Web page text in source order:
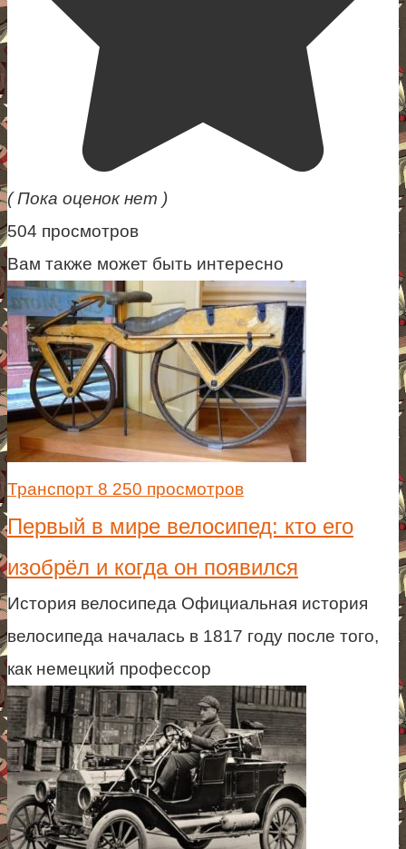
( Пока оценок нет )
504 просмотров
Вам также может быть интересно
Транспорт 8 250 просмотров
Первый в мире велосипед: кто его
изобрёл и когда он появился
История велосипеда Официальная история
велосипеда началась в 1817 году после того,
как немецкий профессор